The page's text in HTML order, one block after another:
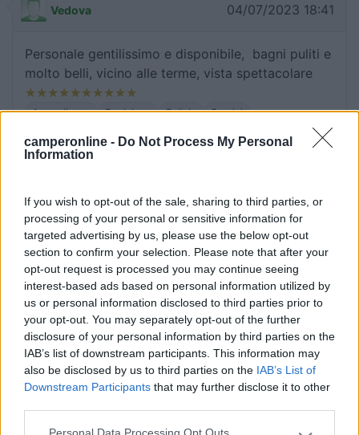
camperonline - Do Not Process My Personal
Information
If you wish to opt-out of the sale, sharing to third parties, or
processing of your personal or sensitive information for
targeted advertising by us, please use the below opt-out
section to confirm your selection. Please note that after your
opt-out request is processed you may continue seeing
interest-based ads based on personal information utilized by
us or personal information disclosed to third parties prior to
your opt-out. You may separately opt-out of the further
disclosure of your personal information by third parties on the
IAB’s list of downstream participants. This information may
also be disclosed by us to third parties on the IAB’s List of
Downstream Participants that may further disclose it to other
Personal Data Processing Opt Outs
Vedova 04/07/2023 18:41
Personale gentilissimo e disponibile, bagni puliti e
molto belli, vicino alle terme, vista spettacolare
Accoglienza Posizione Pulizia Servizi
Personale molto scortese al telefono: abbiamo
chiamato per chiedere info ed eventualmente
prenotare ma dopo alcune risposte brusche e
contraddittorie ci hanno chiuso la linea.
Accoglienza
tucra53 29/08/2020 2:34